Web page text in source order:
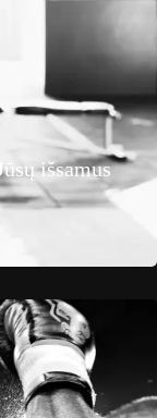
išsamus